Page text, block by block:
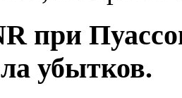
при
убытков.